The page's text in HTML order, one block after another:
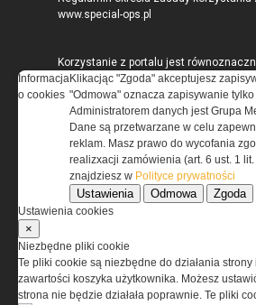
www.special-ops.pl
Korzystanie z portalu jest
z zaakceptowaniem warunków
przez Grupa MEDIUM Spółka z
odpowiedzialnością Spółka
0000537655, NIP 1132860378,
(zwana dalej Grupa MEDIUM) w
Przeczytaj regulamin
PRYWATNOŚĆ
Informacja
o cookies
Klikacjąc "Zgoda" akceptujesz
"Odmowa" oznacza zapisywanie
Administratorem danych jest Grupa
Dane są przetwarzane w celu
reklam. Masz prawo do wycofania
realizxacji zamówienia (art. 6 ust. 1
znajdziesz w Polityce prywatności
Ustawienia Odmowa Zgoda
Ustawienia cookies
×
Niezbędne pliki cookie
Te pliki cookie są niezbędne do działania
zawartości koszyka użytkownika. Możesz
strona nie będzie działała poprawnie. Te pliki